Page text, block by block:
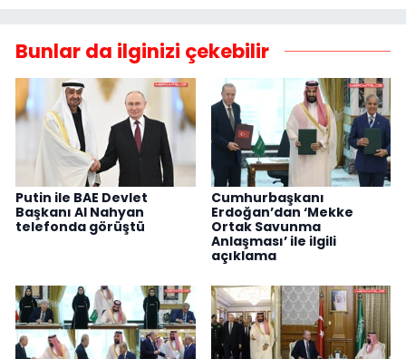
Bunlar da ilginizi çekebilir
Putin ile BAE Devlet
Başkanı Al Nahyan
telefonda görüştü
Cumhurbaşkanı
Erdoğan’dan ‘Mekke
Ortak Savunma
Anlaşması’ ile ilgili
açıklama